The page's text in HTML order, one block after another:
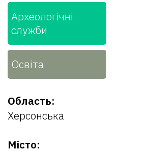
Археологічні
служби
Освіта
Область:
Херсонська
Місто: